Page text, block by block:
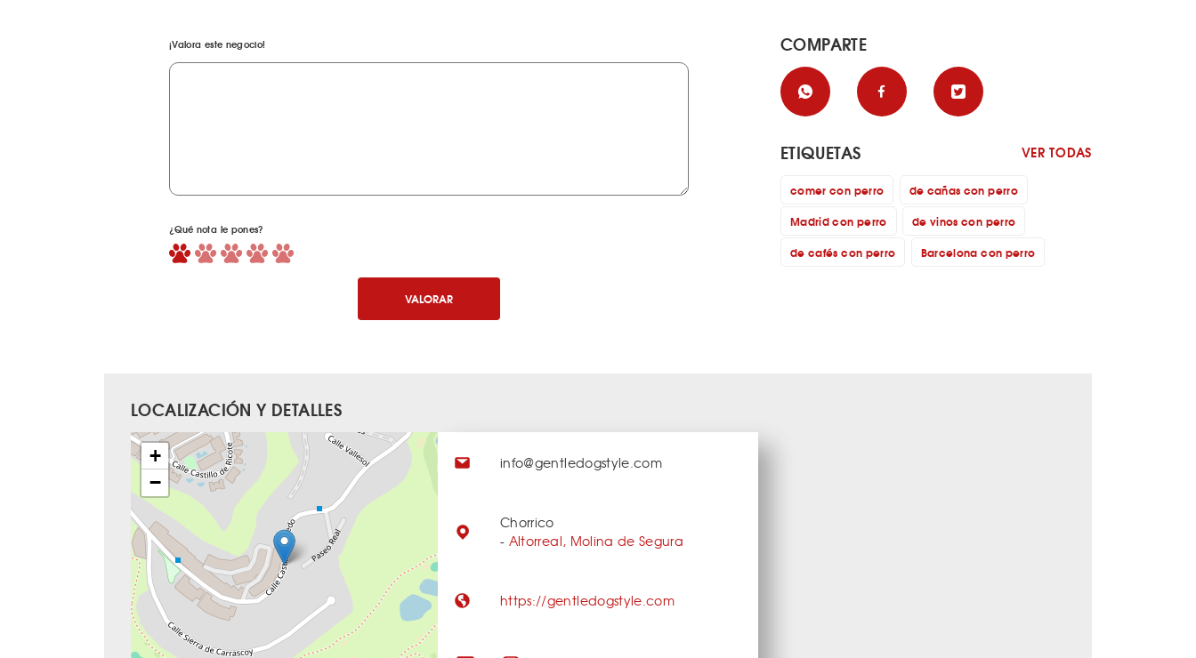
¡Valora este negocio!
¿Qué nota le pones?
VALORAR
COMPARTE
ETIQUETAS VER TODAS
comer con perro
de cañas con perro
Madrid con perro
de vinos con perro
de cafés con perro
Barcelona con perro
LOCALIZACIÓN Y DETALLES
+
−
info@gentledogstyle.com
Chorrico
- Altorreal, Molina de Segura
https://gentledogstyle.com